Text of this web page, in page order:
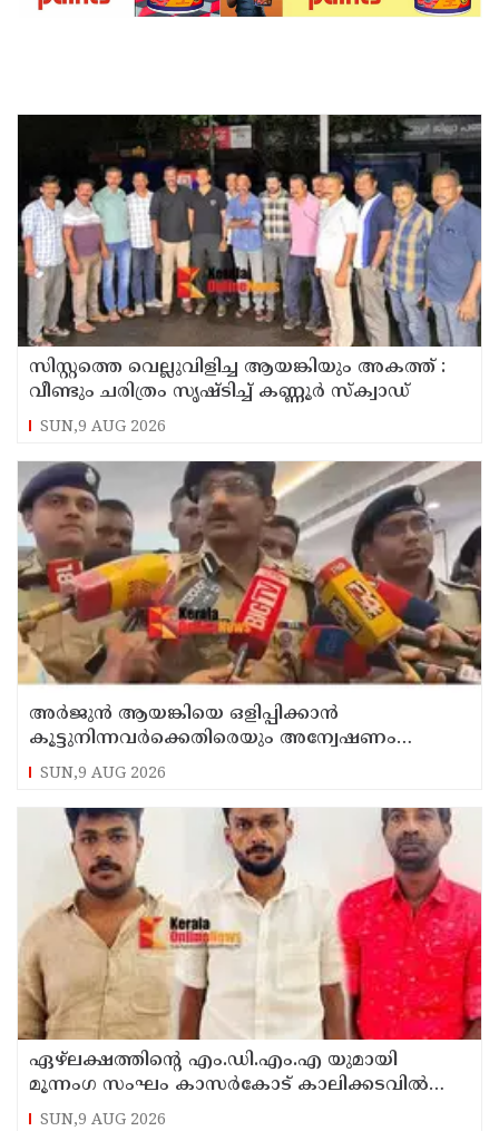
സിസ്റ്റത്തെ വെല്ലുവിളിച്ച ആയങ്കിയും അകത്ത് :
വീണ്ടും ചരിത്രം സൃഷ്‌ടിച്ച് കണ്ണൂർ സ്‌ക്വാഡ്
SUN,9 AUG 2026
അർജുൻ ആയങ്കിയെ ഒളിപ്പിക്കാൻ
കൂട്ടുനിന്നവർക്കെതിരെയും അന്വേഷണം
നടത്തും: കണ്ണൂർ റേഞ്ച് ഡി. ഐ ജി കെ.
കാർത്തിക്ക്
SUN,9 AUG 2026
ഏഴ്ലക്ഷത്തിൻ്റെ എം.ഡി.എം.എ യുമായി
മൂന്നംഗ സംഘം കാസർകോട് കാലിക്കടവിൽ
അറസ്റ്റിൽ
SUN,9 AUG 2026